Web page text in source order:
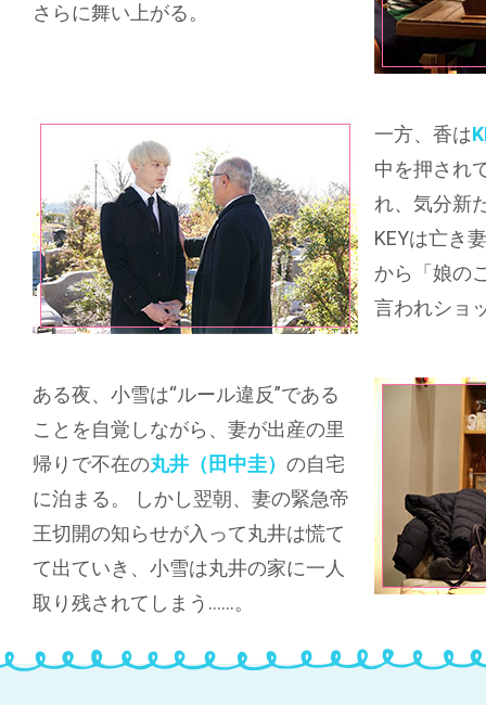
さらに舞い上がる。
一方、香は
中を押され
れ、気分新
KEYは亡き
から「娘の
言われショ
ある夜、小雪は“ルール違反”である
ことを自覚しながら、妻が出産の里
帰りで不在の丸井（田中圭） の自宅
に泊まる。 しかし翌朝、妻の緊急帝
王切開の知らせが入って丸井は慌て
て出ていき、小雪は丸井の家に一人
取り残されてしまう……。